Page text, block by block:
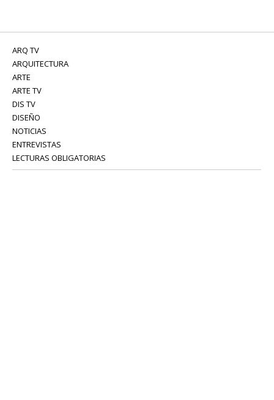
ARQ TV
ARQUITECTURA
ARTE
ARTE TV
DIS TV
DISEÑO
NOTICIAS
ENTREVISTAS
LECTURAS OBLIGATORIAS